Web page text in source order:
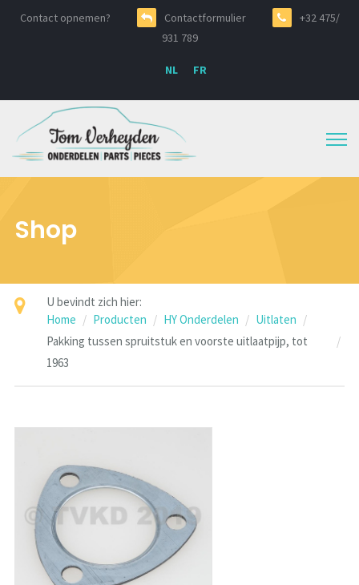
Contact opnemen? Contactformulier
+32 475/
931 789
NL FR
Shop
U bevindt zich hier:
Home
Producten HY Onderdelen
Uitlaten
Pakking tussen spruitstuk en voorste uitlaatpijp, tot
1963